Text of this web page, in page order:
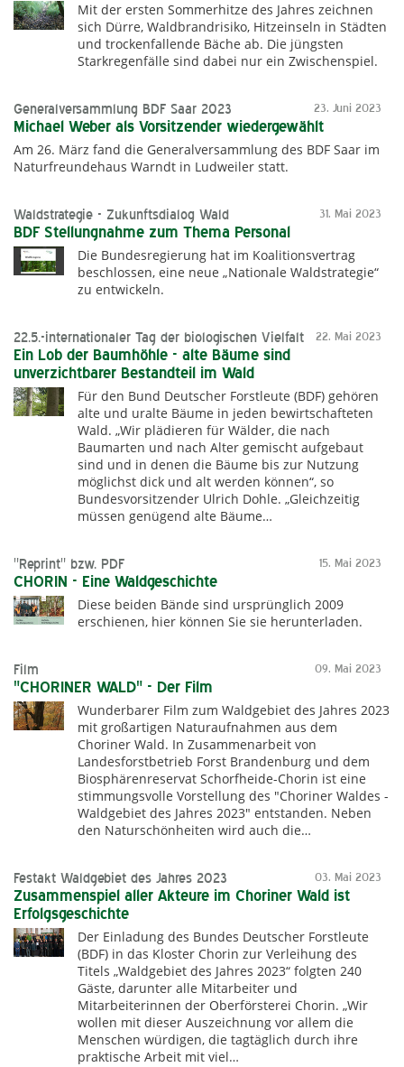
Mit der ersten Sommerhitze des Jahres zeichnen
sich Dürre, Waldbrandrisiko, Hitzeinseln in Städten
und trockenfallende Bäche ab. Die jüngsten
Starkregenfälle sind dabei nur ein Zwischenspiel.
23. Juni 2023
Generalversammlung BDF Saar 2023
Michael Weber als Vorsitzender wiedergewählt
Am 26. März fand die Generalversammlung des BDF Saar im
Naturfreundehaus Warndt in Ludweiler statt.
31. Mai 2023
Waldstrategie - Zukunftsdialog Wald
BDF Stellungnahme zum Thema Personal
Die Bundesregierung hat im Koalitionsvertrag
beschlossen, eine neue „Nationale Waldstrategie“
zu entwickeln.
22. Mai 2023
22.5.-internationaler Tag der biologischen Vielfalt
Ein Lob der Baumhöhle - alte Bäume sind
unverzichtbarer Bestandteil im Wald
Für den Bund Deutscher Forstleute (BDF) gehören
alte und uralte Bäume in jeden bewirtschafteten
Wald. „Wir plädieren für Wälder, die nach
Baumarten und nach Alter gemischt aufgebaut
sind und in denen die Bäume bis zur Nutzung
möglichst dick und alt werden können“, so
Bundesvorsitzender Ulrich Dohle. „Gleichzeitig
müssen genügend alte Bäume…
15. Mai 2023
"Reprint" bzw. PDF
CHORIN - Eine Waldgeschichte
Diese beiden Bände sind ursprünglich 2009
erschienen, hier können Sie sie herunterladen.
09. Mai 2023
Film
"CHORINER WALD" - Der Film
Wunderbarer Film zum Waldgebiet des Jahres 2023
mit großartigen Naturaufnahmen aus dem
Choriner Wald. In Zusammenarbeit von
Landesforstbetrieb Forst Brandenburg und dem
Biosphärenreservat Schorfheide-Chorin ist eine
stimmungsvolle Vorstellung des "Choriner Waldes -
Waldgebiet des Jahres 2023" entstanden. Neben
den Naturschönheiten wird auch die…
03. Mai 2023
Festakt Waldgebiet des Jahres 2023
Zusammenspiel aller Akteure im Choriner Wald ist
Erfolgsgeschichte
Der Einladung des Bundes Deutscher Forstleute
(BDF) in das Kloster Chorin zur Verleihung des
Titels „Waldgebiet des Jahres 2023“ folgten 240
Gäste, darunter alle Mitarbeiter und
Mitarbeiterinnen der Oberförsterei Chorin. „Wir
wollen mit dieser Auszeichnung vor allem die
Menschen würdigen, die tagtäglich durch ihre
praktische Arbeit mit viel…